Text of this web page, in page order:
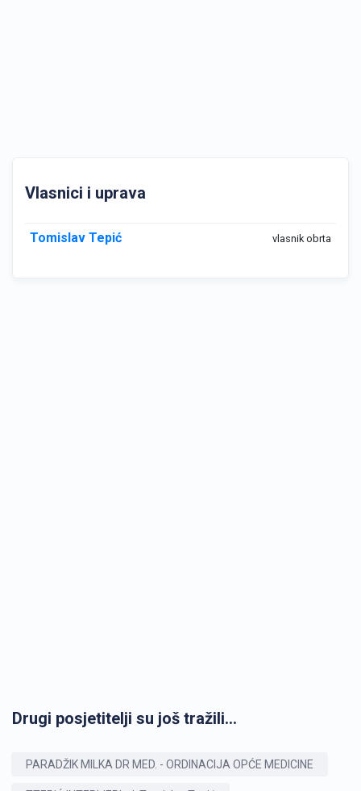
Vlasnici i uprava
Tomislav Tepić vlasnik obrta
Drugi posjetitelji su još tražili...
PARADŽIK MILKA DR MED. - ORDINACIJA OPĆE MEDICINE